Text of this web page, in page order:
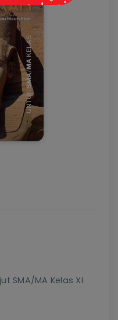
SMA/MA Kelas XI